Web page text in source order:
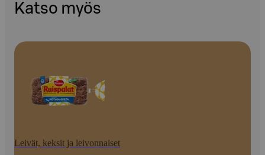
Katso myös
Leivät, keksit ja leivonnaiset